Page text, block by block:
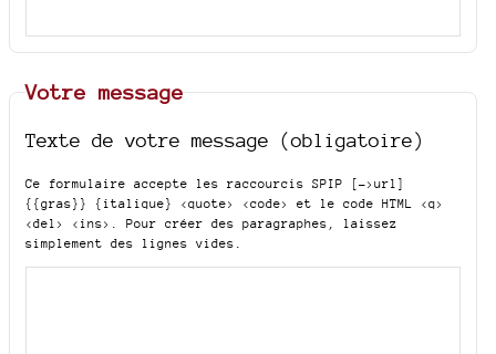
Votre message
Texte de votre message (obligatoire)
Ce formulaire accepte les raccourcis SPIP
[->url]
{{gras}} {italique} <quote> <code>
et le code HTML <q>
<del> <ins>
. Pour créer des paragraphes, laissez
simplement des lignes vides.